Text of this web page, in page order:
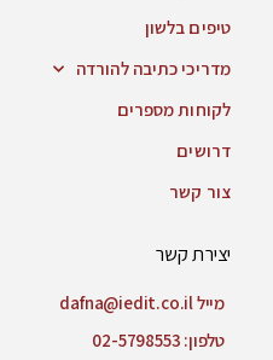
טיפים בלשון
מדריכי כתיבה להורדה
לקוחות מספרים
דרושים
צור קשר
יצירת קשר
מייל dafna@iedit.co.il
טלפון: 02-5798553